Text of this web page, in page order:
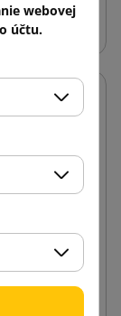
webovej
účtu.